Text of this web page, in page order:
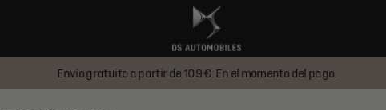
Envío gratuito a partir de 109 €. En el momento del pago.